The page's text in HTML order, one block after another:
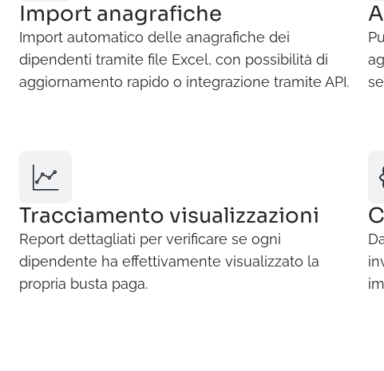
Import anagrafiche
Import automatico delle anagrafiche dei
dipendenti tramite file Excel, con possibilità di
aggiornamento rapido o integrazione tramite API.
Tracciamento visualizzazioni
Report dettagliati per verificare se ogni
dipendente ha effettivamente visualizzato la
propria busta paga.